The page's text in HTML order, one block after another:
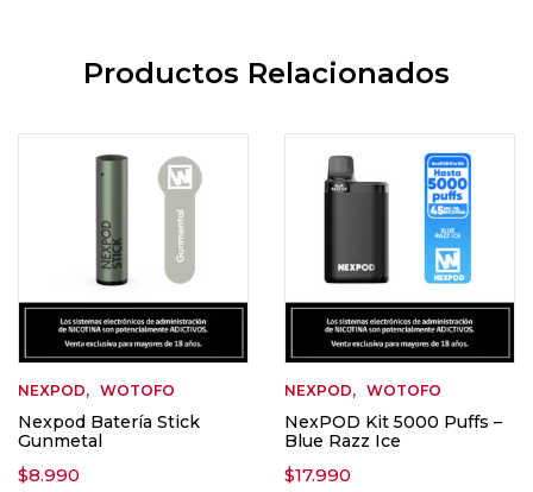
Productos Relacionados
NEXPOD WOTOFO
Nexpod Batería Stick
Gunmetal
$8.990
NEXPOD WOTOFO
NexPOD Kit 5000 Puffs –
Blue Razz Ice
$17.990